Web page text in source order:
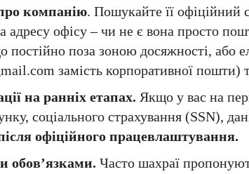
компанію. Пошукайте її офіційний
адресу офісу – чи не є вона просто
поза зоною досяжності, або
замість корпоративної пошти)
на ранніх етапах. Якщо у вас на
соціального страхування (SSN),
офіційного працевлаштування.
обов’язками. Часто шахраї